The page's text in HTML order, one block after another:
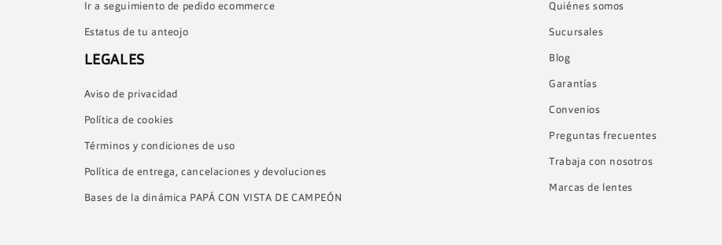
Ir a seguimiento de pedido ecommerce
Estatus de tu anteojo
LEGALES
Aviso de privacidad
Política de cookies
Términos y condiciones de uso
Política de entrega, cancelaciones y devoluciones
Bases de la dinámica PAPÁ CON VISTA DE CAMPEÓN
Quiénes somos
Sucursales
Blog
Garantías
Convenios
Preguntas frecuentes
Trabaja con nosotros
Marcas de lentes